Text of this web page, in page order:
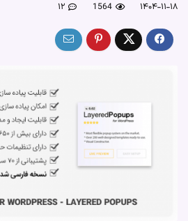
۱۴۰۴-۱۱-۱۸ 1564 ۱۲